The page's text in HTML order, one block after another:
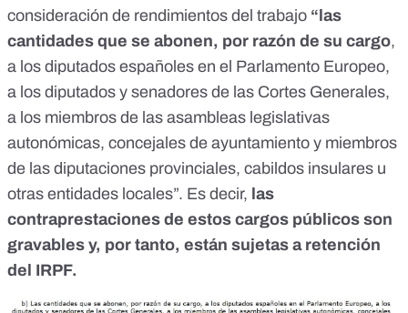
consideración de rendimientos del trabajo “las
cantidades que se abonen, por razón de su cargo,
a los diputados españoles en el Parlamento Europeo,
a los diputados y senadores de las Cortes Generales,
a los miembros de las asambleas legislativas
autonómicas, concejales de ayuntamiento y miembros
de las diputaciones provinciales, cabildos insulares u
otras entidades locales”. Es decir, las
contraprestaciones de estos cargos públicos son
gravables y, por tanto, están sujetas a retención
del IRPF.